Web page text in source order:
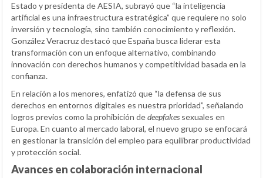
Estado y presidenta de AESIA, subrayó que “la inteligencia
artificial es una infraestructura estratégica” que requiere no solo
inversión y tecnología, sino también conocimiento y reflexión.
González Veracruz destacó que España busca liderar esta
transformación con un enfoque alternativo, combinando
innovación con derechos humanos y competitividad basada en la
confianza.
En relación a los menores, enfatizó que “la defensa de sus
derechos en entornos digitales es nuestra prioridad”, señalando
logros previos como la prohibición dedeepfakes sexuales en
Europa. En cuanto al mercado laboral, el nuevo grupo se enfocará
en gestionar la transición del empleo para equilibrar productividad
y protección social.
Avances en colaboración internacional